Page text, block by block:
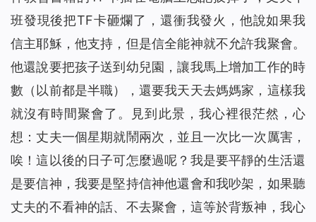
班發現後把TF卡砸爛了，還衝我發火，他說如果我
信主耶穌，他支持，但是信全能神就不允許我聚會。
他還說要把孩子送到幼兒園，讓我馬上增加工作的時
數（以前都是半職），還要我天天去媽媽家，這樣我
就沒有時間聚會了。見到此景，我心裡很茫然，心
想：丈夫一個星期就鬧兩次，並且一次比一次厲害，
唉！這以後的日子可怎麼過呢？我是要平靜的生活還
是要信神，我要是堅持信神他還會和我吵架，如果聽
丈夫的不看神的話、不去聚會，這等於背叛神，我心